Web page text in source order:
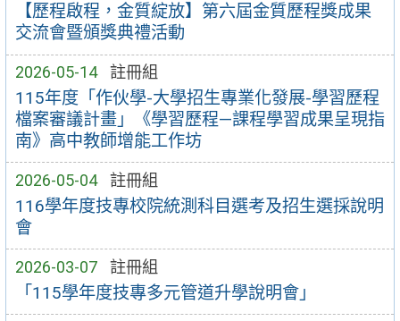
【歷程啟程，金質綻放】第六屆金質歷程獎成果
交流會暨頒獎典禮活動
2026-05-14 註冊組
115年度「作伙學-大學招生專業化發展-學習歷程
檔案審議計畫」《學習歷程—課程學習成果呈現指
南》高中教師增能工作坊
2026-05-04 註冊組
116學年度技專校院統測科目選考及招生選採說明
會
2026-03-07 註冊組
「115學年度技專多元管道升學說明會」